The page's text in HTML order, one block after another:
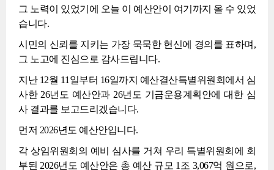
그 노력이 있었기에 오늘 이 예산안이 여기까지 올 수 있었
습니다.
시민의 신뢰를 지키는 가장 묵묵한 헌신에 경의를 표하며,
그 노고에 진심으로 감사드립니다.
지난 12월 11일부터 16일까지 예산결산특별위원회에서 심
사한 26년도 예산안과 26년도 기금운용계획안에 대한 심
사 결과를 보고드리겠습니다.
먼저 2026년도 예산안입니다.
각 상임위원회의 예비 심사를 거쳐 우리 특별위원회에 회
부된 2026년도 예산안은 총 예산 규모 1조 3,067억 원으로,